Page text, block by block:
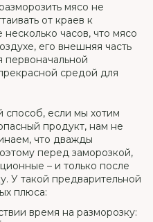
мясо не
от краев к
несколько часов, что мясо
его внешняя часть
первоначальной
средой для
способ, если мы хотим
продукт, нам не
что дважды
перед заморозкой,
– и только после
У такой предварительной
плюса:
время на разморозку: